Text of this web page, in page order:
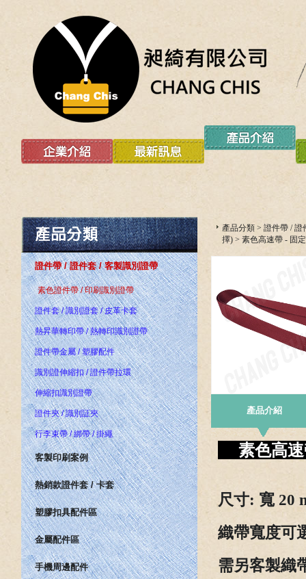
證件帶 / 證件套 / 客製識別證帶
素色證件帶 / 印刷識別證帶
證件套 / 識別證套 / 皮革卡套
熱昇華轉印帶 / 熱轉印識別證帶
證件帶金屬 / 塑膠配件
識別證伸縮扣 / 證件帶拉環
伸縮扣識別證帶
證件夾 / 識別証夾
行李束帶 / 綁帶 / 掛繩
客製印刷案例
熱銷款證件套 / 卡套
塑膠扣具配件區
金屬配件區
手機周邊配件
產品分類 > 證件帶 / 證
擇) > 素色高速帶 - 固
產品介紹
素色高
尺寸: 寬 20
織帶寬度可
需另客製織